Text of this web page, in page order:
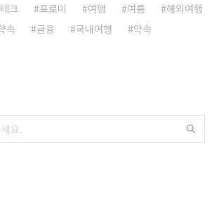
크 프로미 여행 여름
해외여행
속
금융 국내여행 약속